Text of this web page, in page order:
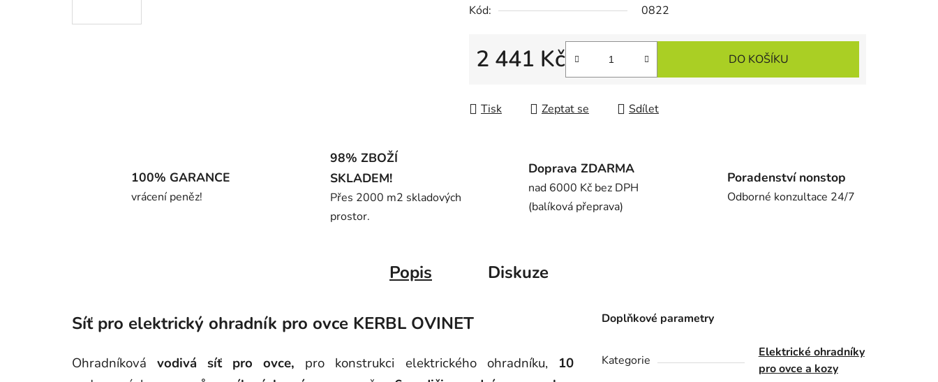
Kód:
0822
2 441 Kč DO KOŠÍKU
Tisk Zeptat se Sdílet
100% GARANCE
vrácení peněz!
98% ZBOŽÍ
SKLADEM!
Přes 2000 m2 skladových
prostor.
Doprava ZDARMA
nad 6000 Kč bez DPH
(balíková přeprava)
Poradenství nonstop
Odborné konzultace 24/7
Popis Diskuze
Síť pro elektrický ohradník pro ovce KERBL OVINET
Ohradníkovávodivá síť pro ovce, pro konstrukci elektrického ohradníku, 10
Doplňkové parametry
Kategorie
Elektrické ohradníky
pro ovce a kozy